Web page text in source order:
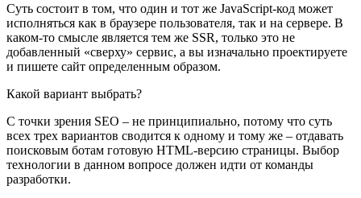
Суть состоит в том, что один и тот же JavaScript-код может
исполняться как в браузере пользователя, так и на сервере. В
каком-то смысле является тем же SSR, только это не
добавленный «сверху» сервис, а вы изначально проектируете
и пишете сайт определенным образом.
Какой вариант выбрать?
С точки зрения SEO – не принципиально, потому что суть
всех трех вариантов сводится к одному и тому же – отдавать
поисковым ботам готовую HTML-версию страницы. Выбор
технологии в данном вопросе должен идти от команды
разработки.